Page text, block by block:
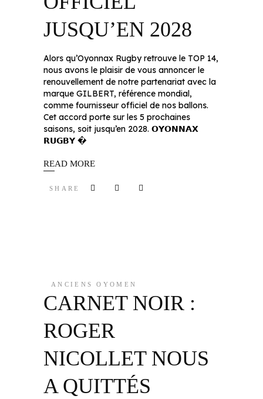
JUSQU’EN 2028
Alors qu’Oyonnax Rugby retrouve le TOP 14,
nous avons le plaisir de vous annoncer le
renouvellement de notre partenariat avec la
marque GILBERT, référence mondial,
comme fournisseur officiel de nos ballons.
Cet accord porte sur les 5 prochaines
saisons, soit jusqu’en 2028. 𝗢𝗬𝗢𝗡𝗡𝗔𝗫
𝗥𝗨𝗚𝗕𝗬 �
READ MORE
SHARE
ANCIENS OYOMEN
CARNET NOIR :
ROGER
NICOLLET NOUS
A QUITTÉS